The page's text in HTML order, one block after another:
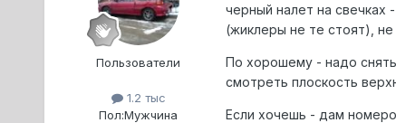
Пользователи
1.2 тыс
Пол:Мужчина
черный налет на свечках
(жиклеры не те стоят),
По хорошему - надо снять
смотреть плоскость
Если хочешь - дам